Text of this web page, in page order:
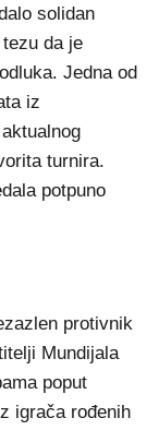
solidan
da je
Jedna od
iz
turnira.
potpuno
protivnik
Mundijala
poput
igrača rođenih